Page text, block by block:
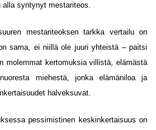
alla syntynyt mestariteos.
mestariteoksen tarkka vertailu on
sama, ei niillä ole juuri yhteistä – paitsi
molemmat kertomuksia villistä, elämästä
miehestä, jonka elämäniloa ja
halveksuvat.
pessimistinen keskinkertaisuus on